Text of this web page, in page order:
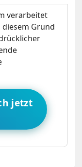
verarbeitet
Grund
jetzt